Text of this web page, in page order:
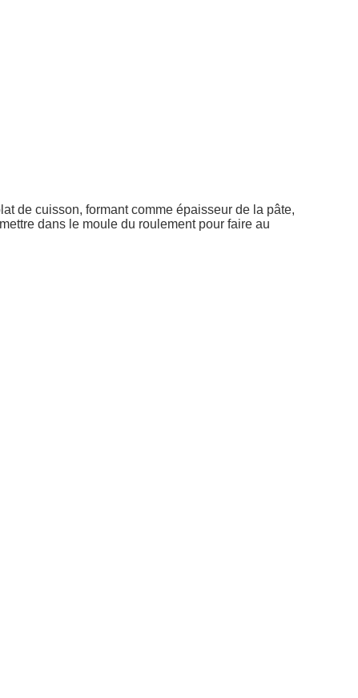
de cuisson, formant comme épaisseur de la pâte,
dans le moule du roulement pour faire au